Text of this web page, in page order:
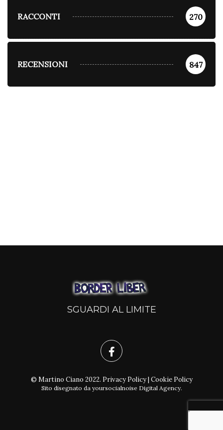
RACCONTI 270
RECENSIONI 847
SGUARDI AL LIMITE
© Martino Ciano 2022. Privacy Policy| Cookie Policy
Sito disegnato da yoursocialnoise Digital Agency.